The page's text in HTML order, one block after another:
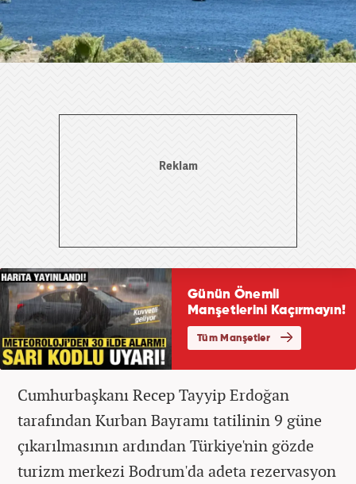
Cumhurbaşkanı Recep Tayyip Erdoğan
tarafından Kurban Bayramı tatilinin 9 güne
çıkarılmasının ardından Türkiye'nin gözde
turizm merkezi Bodrum'da adeta rezervasyon